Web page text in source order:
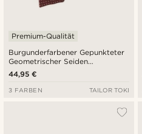
Burgunderfarbener Gepunkteter
Geometrischer Seiden
Krawattenschal
Premium-Qualität
44,95 €
3 FARBEN TAILOR TOKI